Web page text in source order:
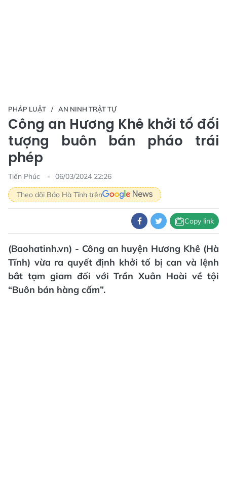
PHÁP LUẬT AN NINH TRẬT TỰ
Công an Hương Khê khởi tố đối
tượng buôn bán pháo trái
phép
Tiến Phúc
06/03/2024 22:26
Theo dõi Báo Hà Tĩnh trên
Copy link
(Baohatinh.vn) - Công an huyện Hương Khê (Hà
Tĩnh) vừa ra quyết định khởi tố bị can và lệnh
bắt tạm giam đối với Trần Xuân Hoài về tội
“Buôn bán hàng cấm”.